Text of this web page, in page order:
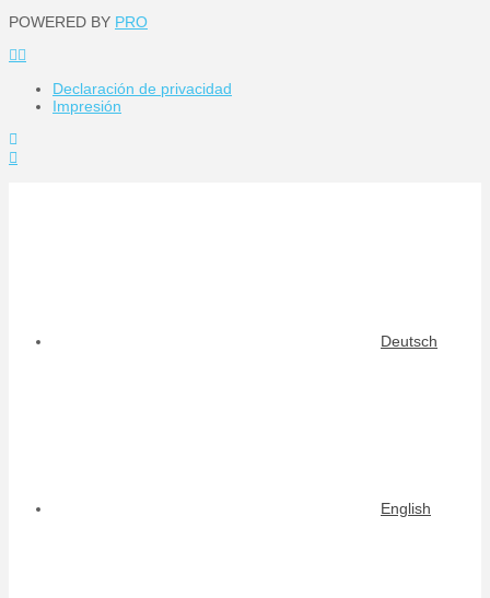
POWERED BY PRO
Declaración de privacidad
Impresión
Deutsch
English